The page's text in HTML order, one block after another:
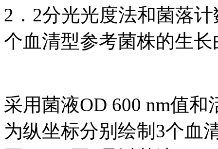
2．2分光光度法和菌落
个血清型参考菌株的生长
采用菌液OD 600 nm值
为纵坐标分别绘制3个血